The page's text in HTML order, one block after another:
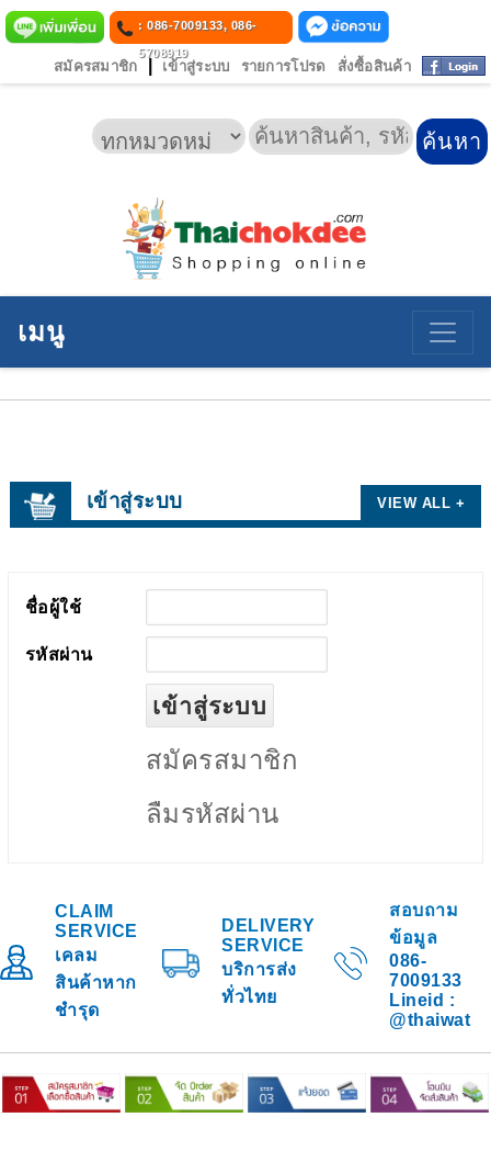
: 086-7009133, 086-
5708919
สมัครสมาชิก เข้าสู่ระบบ รายการโปรด สั่งซื้อสินค้า
เมนู
เข้าสู่ระบบ VIEW ALL +
ชื่อผู้ใช้
รหัสผ่าน
สมัครสมาชิก
ลืมรหัสผ่าน
CLAIM
SERVICE
เคลม
สินค้าหาก
ชำรุด
DELIVERY
SERVICE
บริการส่ง
ทั่วไทย
สอบถาม
ข้อมูล
086-
7009133
Lineid :
@thaiwat